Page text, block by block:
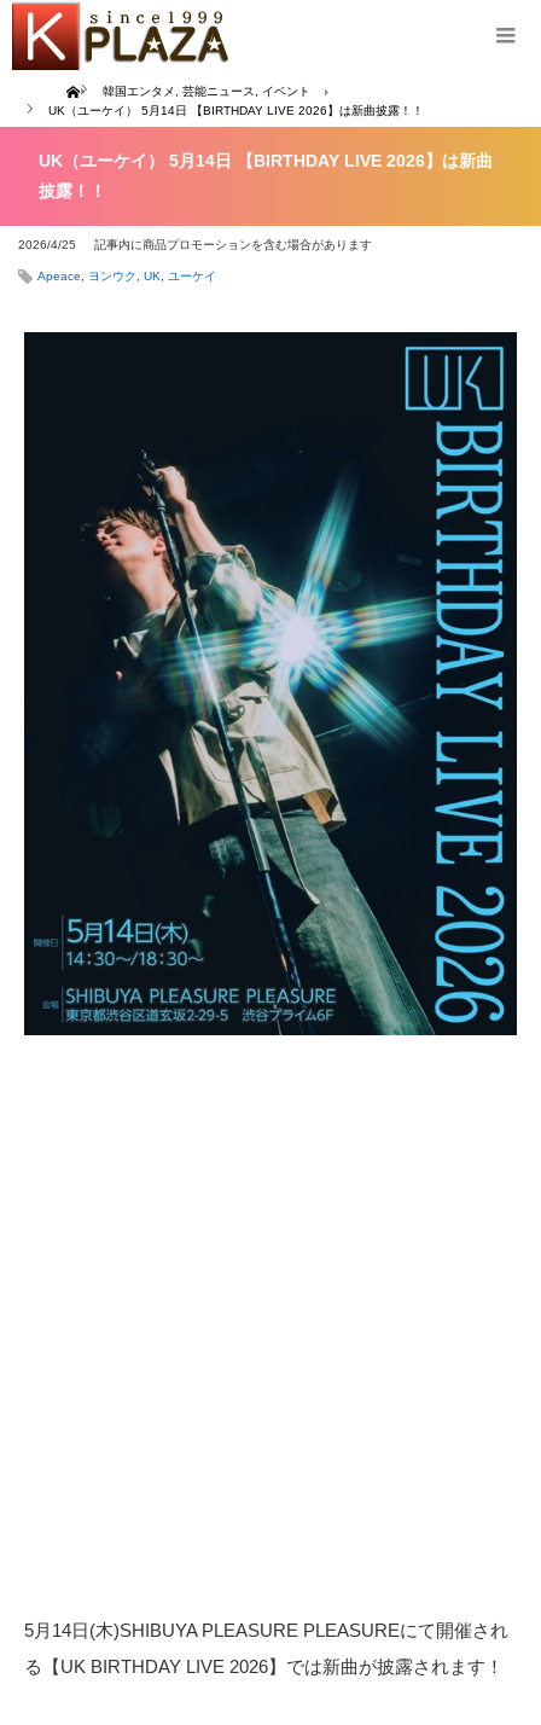
Home 韓国エンタメ 芸能ニュース
イベント
UK（ユーケイ） 5月14日 【BIRTHDAY LIVE 2026】は新曲披露！！
UK（ユーケイ） 5月14日 【BIRTHDAY LIVE 2026】は新曲
披露！！
2026/4/25 記事内に商品プロモーションを含む場合があります
Apeace ヨンウク UK ユーケイ
5月14日(木)SHIBUYA PLEASURE PLEASUREにて開催され
る【UK BIRTHDAY LIVE 2026】では新曲が披露されます！